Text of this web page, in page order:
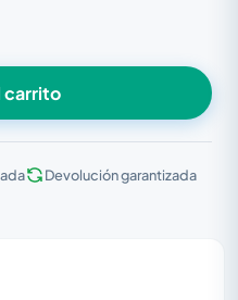
carrito
Devolución garantizada